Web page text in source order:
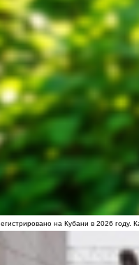
на Кубани в 2026 году.